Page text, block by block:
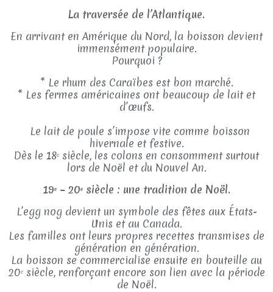
La traversée de l’Atlantique.
En arrivant en Amérique du Nord, la boisson devient
immensément populaire.
Pourquoi ?
* Le rhum des Caraïbes est bon marché.
* Les fermes américaines ont beaucoup de lait et
d’œufs.
Le lait de poule s’impose vite comme boisson
hivernale et festive.
Dès le 18ᵉ siècle, les colons en consomment surtout
lors de Noël et du Nouvel An.
19ᵉ – 20ᵉ siècle : une tradition de Noël.
L’egg nog devient un symbole des fêtes aux États-
Unis et au Canada.
Les familles ont leurs propres recettes transmises de
génération en génération.
La boisson se commercialise ensuite en bouteille au
20ᵉ siècle, renforçant encore son lien avec la période
de Noël.